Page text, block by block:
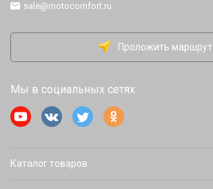
sale@motocomfort.ru
Проложить маршрут
Мы в социальных сетях:
Каталог товаров